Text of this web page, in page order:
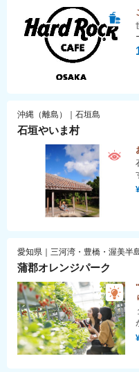
沖縄（離島）｜石垣島
石垣やいま村
愛知県｜三河湾・豊橋・渥美半
蒲郡オレンジパーク